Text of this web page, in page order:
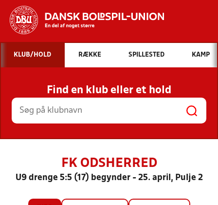
Hvad vil du søge efter?
INDHOLD OG NYHEDER
STILLINGER, RESULTATER, KLUBBER OG
HOLD
KLUB/HOLD RÆKKE SPILLESTED KAMP
Find en klub eller et hold
FK ODSHERRED
U9 drenge 5:5 (17) begynder - 25. april, Pulje 2